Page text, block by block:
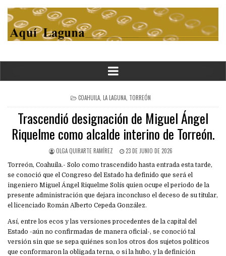
POSTED
IN
COAHUILA, LA LAGUNA, TORREÓN
Trascendió designación de Miguel Ángel
Riquelme como alcalde interino de Torreón.
OLGA QUIRARTE RAMÍREZ 23 DE JUNIO DE 2026
Torreón, Coahuila.- Solo como trascendido hasta entrada esta tarde,
se conoció que el Congreso del Estado ha definido que será el
ingeniero Miguel Ángel Riquelme Solís quien ocupe el periodo de la
presente administración que dejara inconcluso el deceso de su titular,
el licenciado Román Alberto Cepeda González.
Así, entre los ecos y las versiones procedentes de la capital del
Estado -aún no confirmadas de manera oficial-, se conoció tal
versión sin que se sepa quiénes son los otros dos sujetos políticos
que conformaron la obligada terna, o si la hubo, y la definición